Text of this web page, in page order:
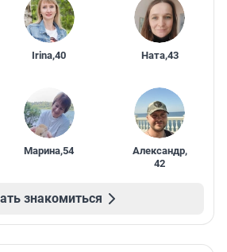
Irina,40 Ната,43
Марина,54 Александр,
42
знакомиться